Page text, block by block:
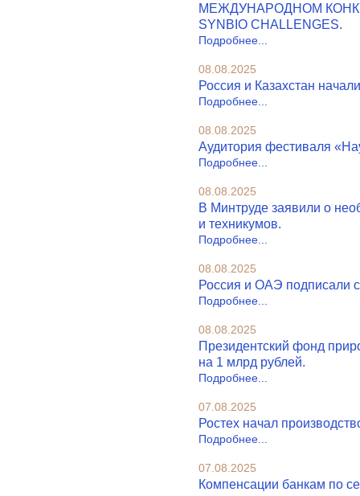
МЕЖДУНАРОДНОМ
SYNBIO CHALLENGES.
Подробнее...
08.08.2025
Россия и Казахстан
Подробнее...
08.08.2025
Аудитория фестиваля
Подробнее...
08.08.2025
В Минтруде заявили о
и техникумов.
Подробнее...
08.08.2025
Россия и ОАЭ подписали
Подробнее...
08.08.2025
Президентский фонд
на 1 млрд рублей.
Подробнее...
07.08.2025
Ростех начал
Подробнее...
07.08.2025
Компенсации банкам по